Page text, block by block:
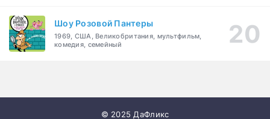
Шоу Розовой Пантеры
1969, США, Великобритания, мультфильм,
комедия, семейный
© 2025 ДаФликс